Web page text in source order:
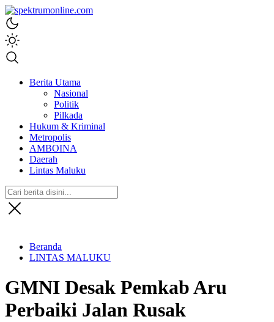
spektrumonline.com
Berita Utama
Nasional
Politik
Pilkada
Hukum & Kriminal
Metropolis
AMBOINA
Daerah
Lintas Maluku
Beranda
LINTAS MALUKU
GMNI Desak Pemkab Aru
Perbaiki Jalan Rusak